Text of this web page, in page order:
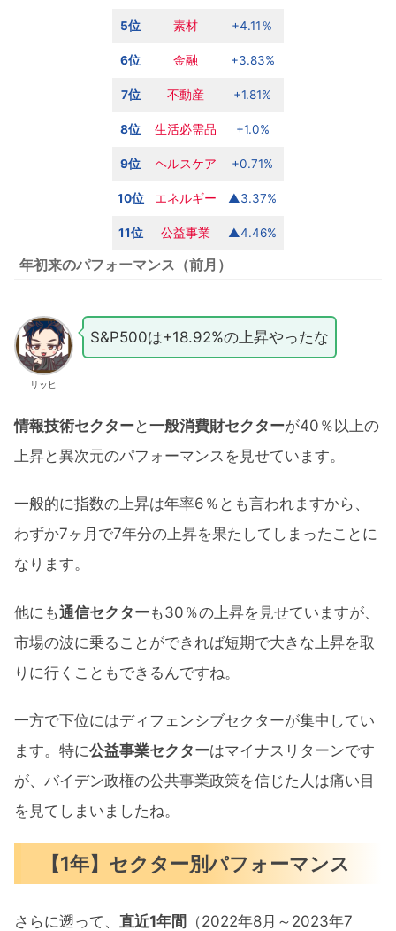
5位 素材 +4.11％
6位 金融 +3.83%
7位 不動産 +1.81%
8位 生活必需品 +1.0%
9位 ヘルスケア +0.71%
10位 エネルギー ▲3.37%
11位 公益事業 ▲4.46%
年初来のパフォーマンス （前月）
リッヒ
S&P500は+18.92%の上昇やったな
情報技術セクターと一般消費財セクターが40％以上の
上昇と異次元のパフォーマンスを見せています。
一般的に指数の上昇は年率6％とも言われますから、
わずか7ヶ月で7年分の上昇を果たしてしまったことに
なります。
他にも通信セクターも30％の上昇を見せていますが、
市場の波に乗ることができれば短期で大きな上昇を取
りに行くこともできるんですね。
一方で下位にはディフェンシブセクターが集中してい
ます。特に公益事業セクターはマイナスリターンです
が、バイデン政権の公共事業政策を信じた人は痛い目
を見てしまいましたね。
【1年】セクター別パフォーマンス
さらに遡って、 直近1年間 （2022年8月～2023年7